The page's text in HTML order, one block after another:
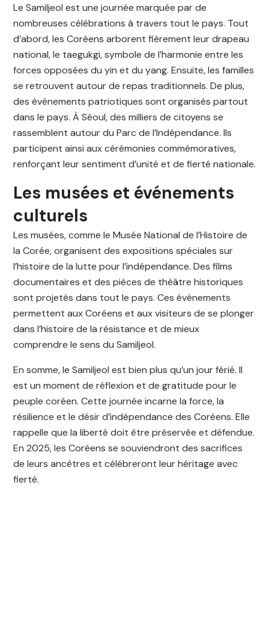
Le Samiljeol est une journée marquée par de
nombreuses célébrations à travers tout le pays. Tout
d’abord, les Coréens arborent fièrement leur drapeau
national, le taegukgi, symbole de l’harmonie entre les
forces opposées du yin et du yang. Ensuite, les familles
se retrouvent autour de repas traditionnels. De plus,
des événements patriotiques sont organisés partout
dans le pays. À Séoul, des milliers de citoyens se
rassemblent autour du Parc de l’Indépendance. Ils
participent ainsi aux cérémonies commémoratives,
renforçant leur sentiment d’unité et de fierté nationale.
Les musées et événements
culturels
Les musées, comme le Musée National de l’Histoire de
la Corée, organisent des expositions spéciales sur
l’histoire de la lutte pour l’indépendance. Des films
documentaires et des pièces de théâtre historiques
sont projetés dans tout le pays. Ces événements
permettent aux Coréens et aux visiteurs de se plonger
dans l’histoire de la résistance et de mieux
comprendre le sens du Samiljeol.
En somme, le Samiljeol est bien plus qu’un jour férié. Il
est un moment de réflexion et de gratitude pour le
peuple coréen. Cette journée incarne la force, la
résilience et le désir d’indépendance des Coréens. Elle
rappelle que la liberté doit être préservée et défendue.
En 2025, les Coréens se souviendront des sacrifices
de leurs ancêtres et célébreront leur héritage avec
fierté.